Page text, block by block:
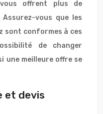
offrent plus de
vous que les
sont conformes à ces
de changer
une meilleure offre se
et devis